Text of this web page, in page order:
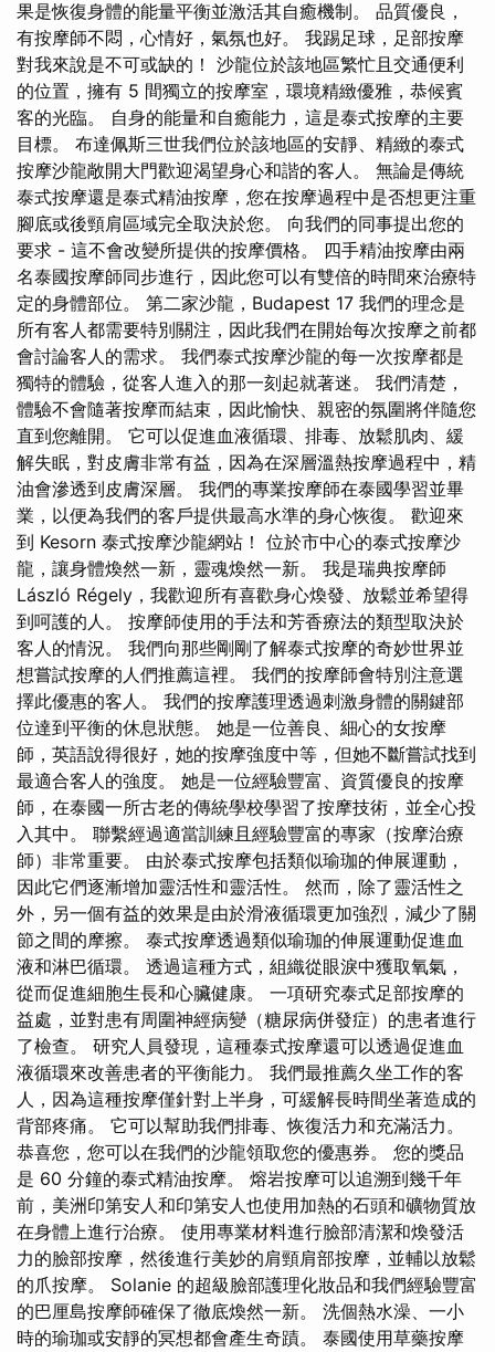
果是恢復身體的能量平衡並激活其自癒機制。 品質優良，
有按摩師不悶，心情好，氣氛也好。 我踢足球，足部按摩
對我來說是不可或缺的！ 沙龍位於該地區繁忙且交通便利
的位置，擁有 5 間獨立的按摩室，環境精緻優雅，恭候賓
客的光臨。 自身的能量和自癒能力，這是泰式按摩的主要
目標。 布達佩斯三世我們位於該地區的安靜、精緻的泰式
按摩沙龍敞開大門歡迎渴望身心和諧的客人。 無論是傳統
泰式按摩還是泰式精油按摩，您在按摩過程中是否想更注重
腳底或後頸肩區域完全取決於您。 向我們的同事提出您的
要求 - 這不會改變所提供的按摩價格。 四手精油按摩由兩
名泰國按摩師同步進行，因此您可以有雙倍的時間來治療特
定的身體部位。 第二家沙龍，Budapest 17 我們的理念是
所有客人都需要特別關注，因此我們在開始每次按摩之前都
會討論客人的需求。 我們泰式按摩沙龍的每一次按摩都是
獨特的體驗，從客人進入的那一刻起就著迷。 我們清楚，
體驗不會隨著按摩而結束，因此愉快、親密的氛圍將伴隨您
直到您離開。 它可以促進血液循環、排毒、放鬆肌肉、緩
解失眠，對皮膚非常有益，因為在深層溫熱按摩過程中，精
油會滲透到皮膚深層。 我們的專業按摩師在泰國學習並畢
業，以便為我們的客戶提供最高水準的身心恢復。 歡迎來
到 Kesorn 泰式按摩沙龍網站！ 位於市中心的泰式按摩沙
龍，讓身體煥然一新，靈魂煥然一新。 我是瑞典按摩師
László Régely，我歡迎所有喜歡身心煥發、放鬆並希望得
到呵護的人。 按摩師使用的手法和芳香療法的類型取決於
客人的情況。 我們向那些剛剛了解泰式按摩的奇妙世界並
想嘗試按摩的人們推薦這裡。 我們的按摩師會特別注意選
擇此優惠的客人。 我們的按摩護理透過刺激身體的關鍵部
位達到平衡的休息狀態。 她是一位善良、細心的女按摩
師，英語說得很好，她的按摩強度中等，但她不斷嘗試找到
最適合客人的強度。 她是一位經驗豐富、資質優良的按摩
師，在泰國一所古老的傳統學校學習了按摩技術，並全心投
入其中。 聯繫經過適當訓練且經驗豐富的專家（按摩治療
師）非常重要。 由於泰式按摩包括類似瑜珈的伸展運動，
因此它們逐漸增加靈活性和靈活性。 然而，除了靈活性之
外，另一個有益的效果是由於滑液循環更加強烈，減少了關
節之間的摩擦。 泰式按摩透過類似瑜珈的伸展運動促進血
液和淋巴循環。 透過這種方式，組織從眼淚中獲取氧氣，
從而促進細胞生長和心臟健康。 一項研究泰式足部按摩的
益處，並對患有周圍神經病變（糖尿病併發症）的患者進行
了檢查。 研究人員發現，這種泰式按摩還可以透過促進血
液循環來改善患者的平衡能力。 我們最推薦久坐工作的客
人，因為這種按摩僅針對上半身，可緩解長時間坐著造成的
背部疼痛。 它可以幫助我們排毒、恢復活力和充滿活力。
恭喜您，您可以在我們的沙龍領取您的優惠券。 您的獎品
是 60 分鐘的泰式精油按摩。 熔岩按摩可以追溯到幾千年
前，美洲印第安人和印第安人也使用加熱的石頭和礦物質放
在身體上進行治療。 使用專業材料進行臉部清潔和煥發活
力的臉部按摩，然後進行美妙的肩頸肩部按摩，並輔以放鬆
的爪按摩。 Solanie 的超級臉部護理化妝品和我們經驗豐富
的巴厘島按摩師確保了徹底煥然一新。 洗個熱水澡、一小
時的瑜珈或安靜的冥想都會產生奇蹟。 泰國使用草藥按摩